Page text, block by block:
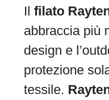
Il filato
abbraccia più
design e
protezione
tessile.